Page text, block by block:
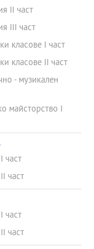
II част
III част
класове I част
класове II част
- музикален
майсторство I
част
част
част
част